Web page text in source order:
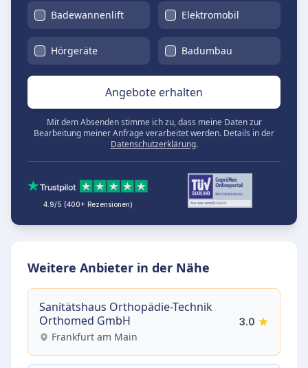
Badewannenlift Elektromobil
Hörgeräte Badumbau
Angebote erhalten
Mit dem Absenden stimme ich zu, dass meine Daten zur
Bearbeitung meiner Anfrage verarbeitet werden. Details in der
Datenschutzerklärung.
4.9/5 (400+ Rezensionen)
Weitere Anbieter in der Nähe
Sanitätshaus Orthopädie-Technik
Orthomed GmbH
Frankfurt am Main
3.0